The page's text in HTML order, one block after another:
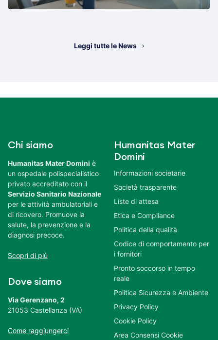
Leggi tutte le News
Chi siamo
Humanitas Mater Domini è
un ospedale polispecialistico
privato accreditato con il
Servizio Sanitario Nazionale
per le attività ambulatoriali e
di ricovero. Promuove la
salute, la prevenzione e la
diagnosi precoce.
Scopri di più
Dove siamo
Via Gerenzano, 2
21053 Castellanza (VA)
Come raggiungerci
Humanitas Mater
Domini
Informazioni societarie
Società trasparente
Liste di attesa
Etica e Compliance
Politica della qualità
Codice di comportamento per
i fornitori
Pronto soccorso in tempo
reale
Politica Sicurezza e Ambiente
Privacy Policy
Cookie Policy
Area Consensi Cookie